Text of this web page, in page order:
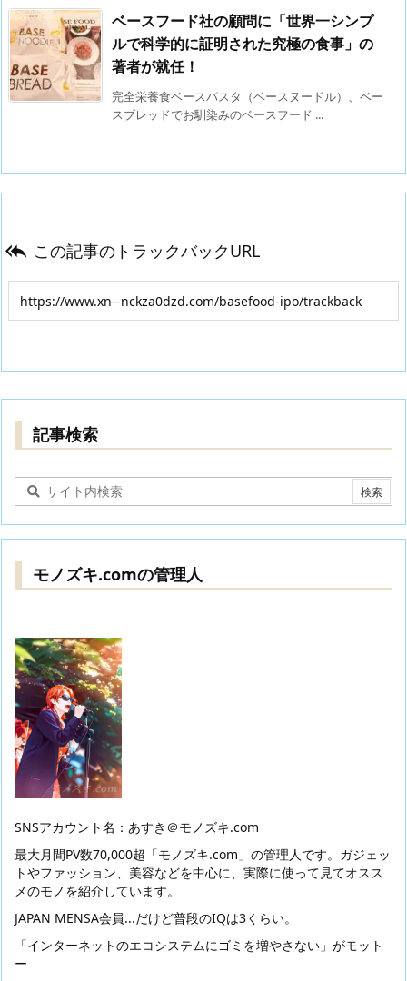
ベースフード社の顧問に「世界一シンプ
ルで科学的に証明された究極の食事」の
著者が就任！
完全栄養食ベースパスタ（ベースヌードル）、ベー
スブレッドでお馴染みのベースフード ...
 この記事のトラックバックURL
記事検索
モノズキ.comの管理人
SNSアカウント名：あすき＠モノズキ.com
最大月間PV数70,000超「モノズキ.com」の管理人です。ガジェッ
トやファッション、美容などを中心に、実際に使って見てオスス
メのモノを紹介しています。
JAPAN MENSA会員...だけど普段のIQは3くらい。
「インターネットのエコシステムにゴミを増やさない」がモット
ー